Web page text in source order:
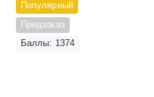
Популярный
Предзаказ
Баллы: 1374